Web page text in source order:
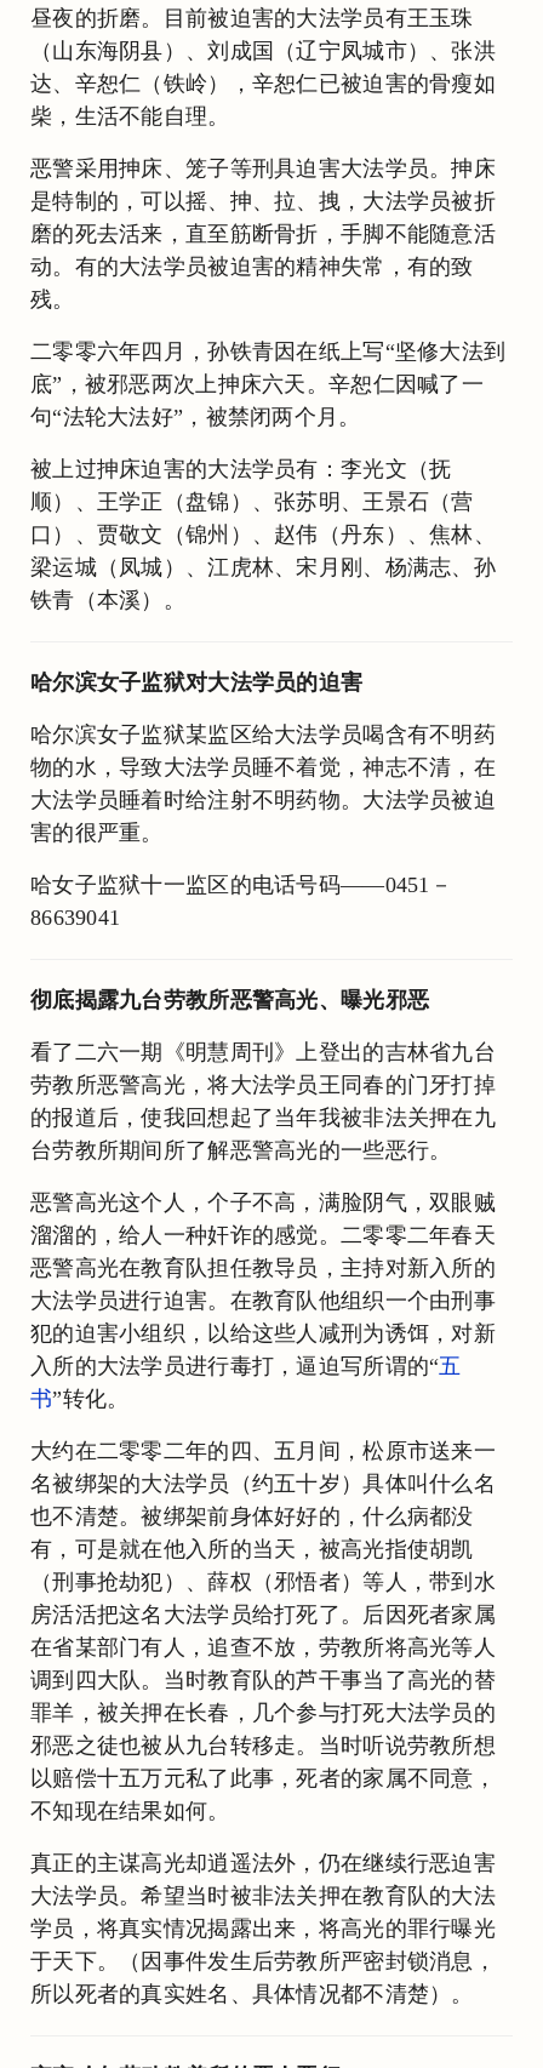
昼夜的折磨。目前被迫害的大法学员有王玉珠
（山东海阴县）、刘成国（辽宁凤城市）、张洪
达、辛恕仁（铁岭），辛恕仁已被迫害的骨瘦如
柴，生活不能自理。
恶警采用抻床、笼子等刑具迫害大法学员。抻床
是特制的，可以摇、抻、拉、拽，大法学员被折
磨的死去活来，直至筋断骨折，手脚不能随意活
动。有的大法学员被迫害的精神失常，有的致
残。
二零零六年四月，孙铁青因在纸上写“坚修大法到
底”，被邪恶两次上抻床六天。辛恕仁因喊了一
句“法轮大法好”，被禁闭两个月。
被上过抻床迫害的大法学员有：李光文（抚
顺）、王学正（盘锦）、张苏明、王景石（营
口）、贾敬文（锦州）、赵伟（丹东）、焦林、
梁运城（凤城）、江虎林、宋月刚、杨满志、孙
铁青（本溪）。
哈尔滨女子监狱对大法学员的迫害
哈尔滨女子监狱某监区给大法学员喝含有不明药
物的水，导致大法学员睡不着觉，神志不清，在
大法学员睡着时给注射不明药物。大法学员被迫
害的很严重。
哈女子监狱十一监区的电话号码——0451－
86639041
彻底揭露九台劳教所恶警高光、曝光邪恶
看了二六一期《明慧周刊》上登出的吉林省九台
劳教所恶警高光，将大法学员王同春的门牙打掉
的报道后，使我回想起了当年我被非法关押在九
台劳教所期间所了解恶警高光的一些恶行。
恶警高光这个人，个子不高，满脸阴气，双眼贼
溜溜的，给人一种奸诈的感觉。二零零二年春天
恶警高光在教育队担任教导员，主持对新入所的
大法学员进行迫害。在教育队他组织一个由刑事
犯的迫害小组织，以给这些人减刑为诱饵，对新
入所的大法学员进行毒打，逼迫写所谓的“五
书”转化。
大约在二零零二年的四、五月间，松原市送来一
名被绑架的大法学员（约五十岁）具体叫什么名
也不清楚。被绑架前身体好好的，什么病都没
有，可是就在他入所的当天，被高光指使胡凯
（刑事抢劫犯）、薛权（邪悟者）等人，带到水
房活活把这名大法学员给打死了。后因死者家属
在省某部门有人，追查不放，劳教所将高光等人
调到四大队。当时教育队的芦干事当了高光的替
罪羊，被关押在长春，几个参与打死大法学员的
邪恶之徒也被从九台转移走。当时听说劳教所想
以赔偿十五万元私了此事，死者的家属不同意，
不知现在结果如何。
真正的主谋高光却逍遥法外，仍在继续行恶迫害
大法学员。希望当时被非法关押在教育队的大法
学员，将真实情况揭露出来，将高光的罪行曝光
于天下。（因事件发生后劳教所严密封锁消息，
所以死者的真实姓名、具体情况都不清楚）。